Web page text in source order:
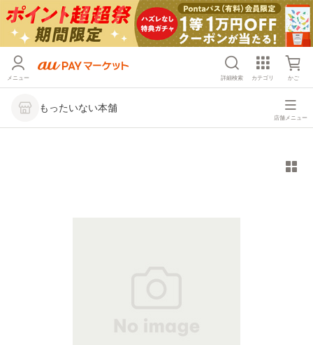
メニュー 詳細検索 カテゴリ かご
もったいない本舗
店舗メニュー